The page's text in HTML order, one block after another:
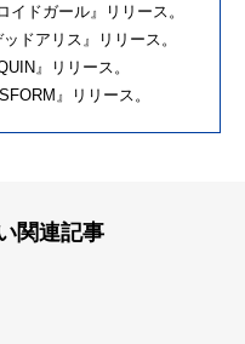
イドガール』リリース。
ドアリス』リリース。
』リリース。
』リリース。
関連記事